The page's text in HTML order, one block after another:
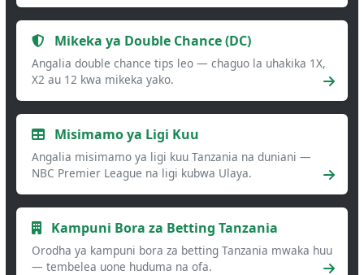
Mikeka ya Double Chance (DC)
Angalia double chance tips leo — chaguo la uhakika 1X,
X2 au 12 kwa mikeka yako.
Misimamo ya Ligi Kuu
Angalia misimamo ya ligi kuu Tanzania na duniani —
NBC Premier League na ligi kubwa Ulaya.
Kampuni Bora za Betting Tanzania
Orodha ya kampuni bora za betting Tanzania mwaka huu
— tembelea uone huduma na ofa.